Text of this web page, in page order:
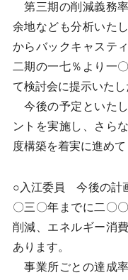
第三期の削減義務
余地なども分析いた
からバックキャステ
二期の一七％より一
て検討会に提示いたし
今後の予定といた
ントを実施し、さら
度構築を着実に進めて
○入江委員 今後の計
〇三〇年までに二〇
削減、エネルギー消
あります。
事業所ごとの達成